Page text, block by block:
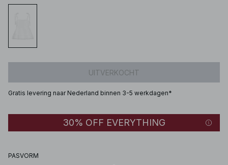
UITVERKOCHT
Gratis levering naar Nederland binnen 3-5 werkdagen*
30% OFF EVERYTHING
PASVORM